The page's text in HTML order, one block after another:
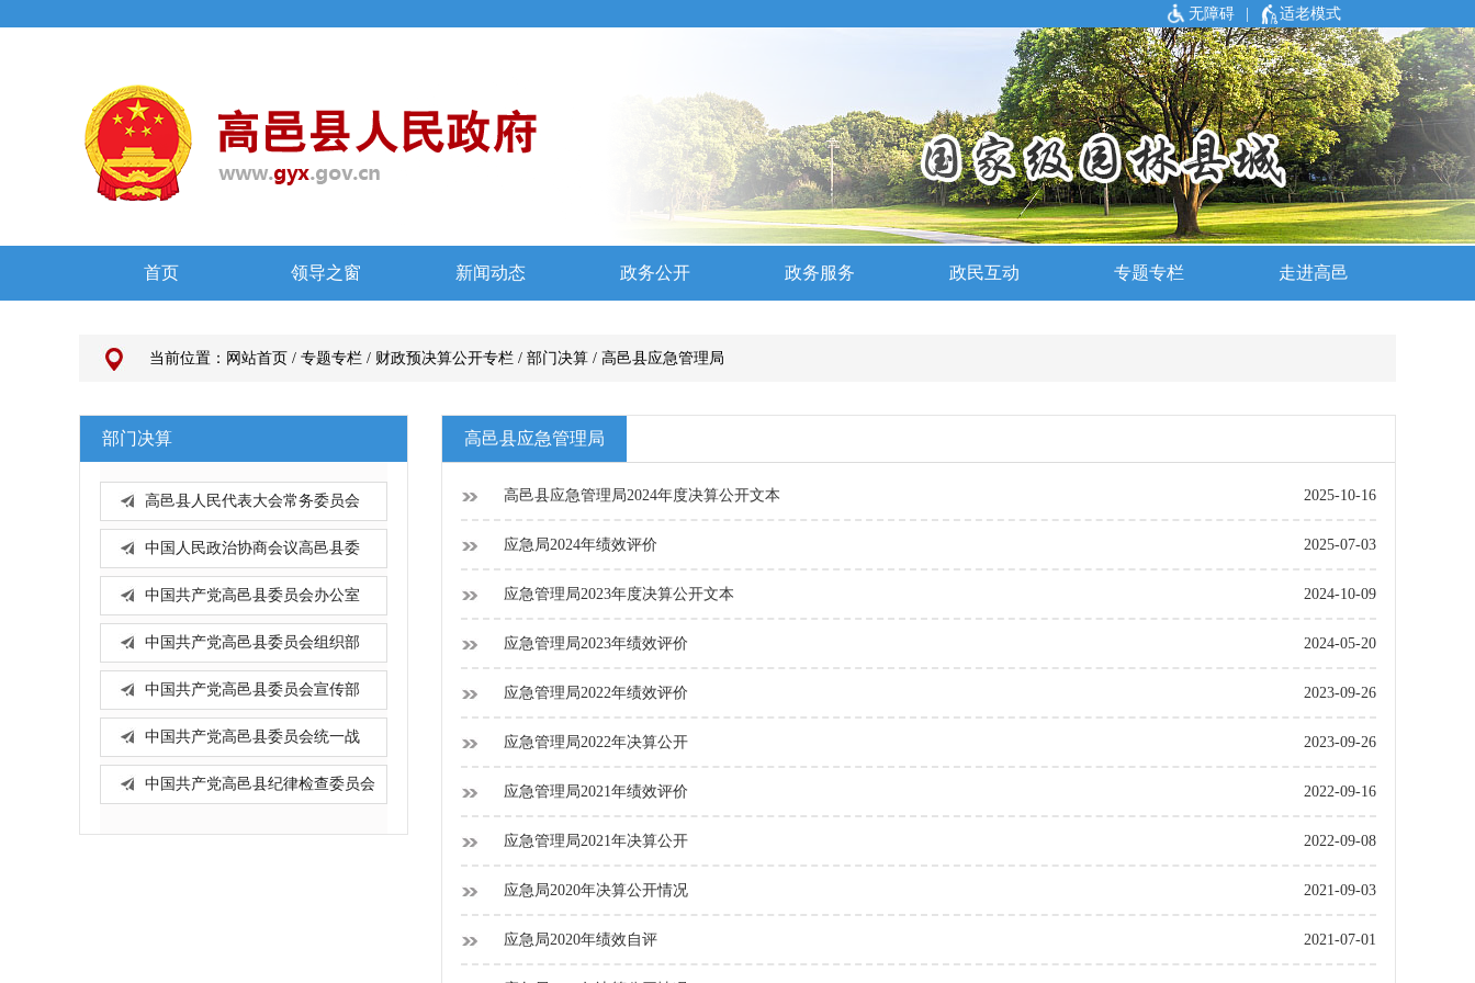
无障碍 适老模式
当前位置： 网站首页 / 专题专栏 / 财政预决算公开专栏 / 部门决算 / 高邑县应急管理局
部门决算
高邑县人民代表大会常务委员会
中国人民政治协商会议高邑县委
中国共产党高邑县委员会办公室
中国共产党高邑县委员会组织部
中国共产党高邑县委员会宣传部
中国共产党高邑县委员会统一战
中国共产党高邑县纪律检查委员会
高邑县应急管理局
高邑县应急管理局2024年度决算公开文本 2025-10-16
应急局2024年绩效评价 2025-07-03
应急管理局2023年度决算公开文本 2024-10-09
应急管理局2023年绩效评价 2024-05-20
应急管理局2022年绩效评价 2023-09-26
应急管理局2022年决算公开 2023-09-26
应急管理局2021年绩效评价 2022-09-16
应急管理局2021年决算公开 2022-09-08
应急局2020年决算公开情况 2021-09-03
应急局2020年绩效自评 2021-07-01